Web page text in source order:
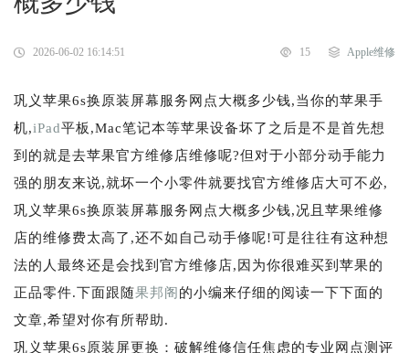
2026-06-02 16:14:51 15 Apple维修
巩义苹果6s换原装屏幕服务网点大概多少钱,当你的苹果手
机,iPad平板,Mac笔记本等苹果设备坏了之后是不是首先想
到的就是去苹果官方维修店维修呢?但对于小部分动手能力
强的朋友来说,就坏一个小零件就要找官方维修店大可不必,
巩义苹果6s换原装屏幕服务网点大概多少钱,况且苹果维修
店的维修费太高了,还不如自己动手修呢!可是往往有这种想
法的人最终还是会找到官方维修店,因为你很难买到苹果的
正品零件.下面跟随果邦阁的小编来仔细的阅读一下下面的
文章,希望对你有所帮助.
巩义苹果6s原装屏更换：破解维修信任焦虑的专业网点测评